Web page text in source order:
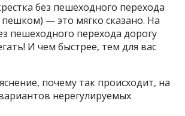
без пешеходного перехода
пешком) — это мягко сказано. На
пешеходного перехода дорогу
И чем быстрее, тем для вас
почему так происходит, на
нерегулируемых